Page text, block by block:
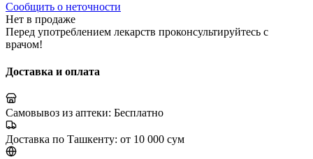
Сообщить о неточности
Нет в продаже
Перед употреблением лекарств проконсультируйтесь с
врачом!
Доставка и оплата
Самовывоз из аптеки: Бесплатно
Доставка по Ташкенту: от 10 000 сум